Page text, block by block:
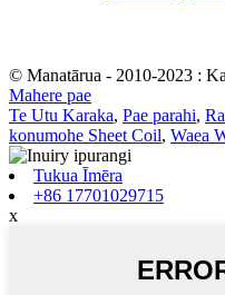
© Manatārua - 2010-2023 :
Mahere pae
Te Utu Karaka, Pae parahi,
konumohe Sheet Coil, Waea
Tukua Īmēra
+86 17701029715
x